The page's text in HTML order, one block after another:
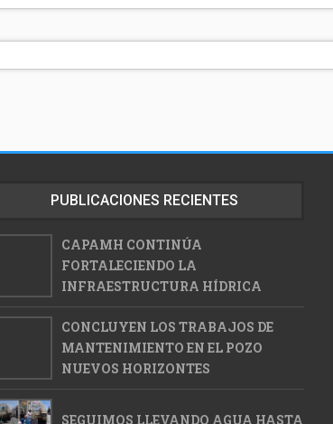
PUBLICACIONES RECIENTES
CAPAMH CONTINÚA
FORTALECIENDO LA
INFRAESTRUCTURA HÍDRICA
CONCLUYEN LOS TRABAJOS DE
MANTENIMIENTO EN EL POZO
NUEVOS HORIZONTES
SEGUIMOS LLEVANDO AGUA HASTA